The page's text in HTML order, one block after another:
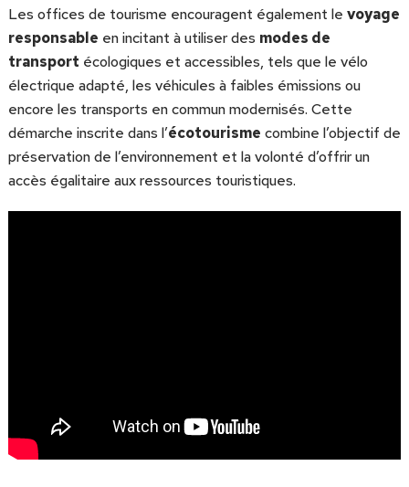
Les offices de tourisme encouragent également le voyage
responsable en incitant à utiliser des modes de
transport écologiques et accessibles, tels que le vélo
électrique adapté, les véhicules à faibles émissions ou
encore les transports en commun modernisés. Cette
démarche inscrite dans l’écotourisme combine l’objectif de
préservation de l’environnement et la volonté d’offrir un
accès égalitaire aux ressources touristiques.